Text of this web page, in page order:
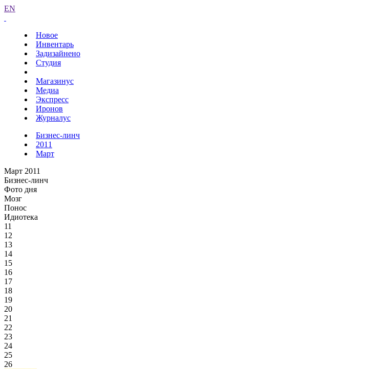
EN
Новое
Инвентарь
Задизайнено
Студия
Магазинус
Медиа
Экспресс
Иронов
Журналус
Бизнес-линч
2011
Март
Март 2011
Бизнес-линч
Фото дня
Мозг
Понос
Идиотека
11
12
13
14
15
16
17
18
19
20
21
22
23
24
25
26